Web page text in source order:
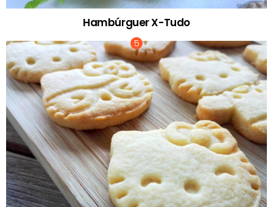
Hambúrguer X-Tudo